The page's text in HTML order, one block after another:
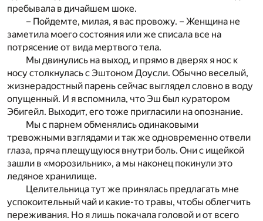
пребывала в дичайшем шоке.
– Пойдемте, милая, я вас провожу. – Женщина не
заметила моего состояния или же списала все на
потрясение от вида мертвого тела.
Мы двинулись на выход, и прямо в дверях я нос к
носу столкнулась с Эштоном Доусли. Обычно веселый,
жизнерадостный парень сейчас выглядел словно в воду
опущенный. И я вспомнила, что Эш был куратором
Эбигейл. Выходит, его тоже пригласили на опознание.
Мы с парнем обменялись одинаковыми
тревожными взглядами и так же одновременно отвели
глаза, пряча плещущуюся внутри боль. Они с ищейкой
зашли в «морозильник», а мы наконец покинули это
ледяное хранилище.
Целительница тут же принялась предлагать мне
успокоительный чай и какие-то травы, чтобы облегчить
переживания. Но я лишь покачала головой и от всего